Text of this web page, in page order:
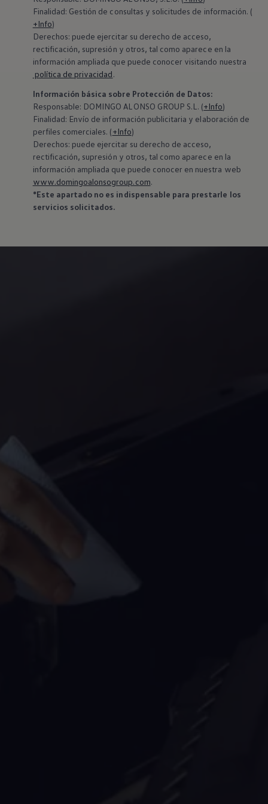
Exclusivo para empresas
Volkswagen Taxis
Movilidad Eléctrica
Vehículos eléctricos disponibles
Vehículos híbridos enchufables
Todo sobre ID.
Cambiando a la movilidad eléctrica
Actualización de Software ID.
Carga y autonomía
¿Cuántos kilómetros puedo recorrer?
Dónde recargar
Cómo recargar
Cargador ID.
Instalación Punto de Carga Coche Eléctrico en
Tecnología y desarrollo
Reutilización de las baterias
El sonido del ID.
Plan Auto+ en Canarias
Mundo Volkswagen
Volkswagen Canarias
Sala de Prensa
Finalidad: Gestión de consultas y solicitudes de información. (
+Info)
Derechos: puede ejercitar su derecho de acceso,
rectificación, supresión y otros, tal como aparece en la
información ampliada que puede conocer visitando nuestra
política de privacidad.
Información básica sobre Protección de Datos:
‍Responsable: DOMINGO ALONSO GROUP S.L. (+Info)
Finalidad: Envío de información publicitaria y elaboración de
perfiles comerciales. (+Info)
Derechos: puede ejercitar su derecho de acceso,
rectificación, supresión y otros, tal como aparece en la
información ampliada que puede conocer en nuestra web
www.domingoalonsogroup.com.
*Este apartado no es indispensable para prestarle los
servicios solicitados.